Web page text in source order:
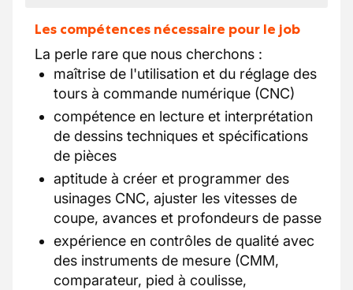
Les compétences nécessaire pour le job
La perle rare que nous cherchons :
maîtrise de l'utilisation et du réglage des
tours à commande numérique (CNC)
compétence en lecture et interprétation
de dessins techniques et spécifications
de pièces
aptitude à créer et programmer des
usinages CNC, ajuster les vitesses de
coupe, avances et profondeurs de passe
expérience en contrôles de qualité avec
des instruments de mesure (CMM,
comparateur, pied à coulisse,